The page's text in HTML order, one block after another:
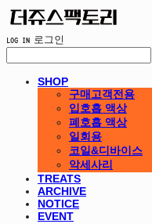
LOG IN 로그인
SHOP
구매고객전용
입호흡 액상
폐호흡 액상
일회용
코일&디바이스
악세사리
TREATS
ARCHIVE
NOTICE
EVENT